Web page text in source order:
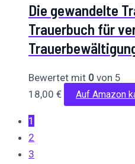
Die gewandelte
Trauerbuch für
Bewertet mit 0 von 5
18,00 € Auf Amazon
1
2
3